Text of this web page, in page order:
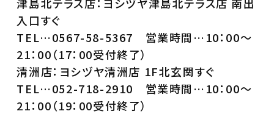
入口すぐ
TEL…0567-58-5367 営業時間…10：00～
21：00（17：00受付終了）
清洲店：ヨシヅヤ清洲店 1F北玄関すぐ
TEL…052-718-2910 営業時間…10：00～
21：00（19：00受付終了）